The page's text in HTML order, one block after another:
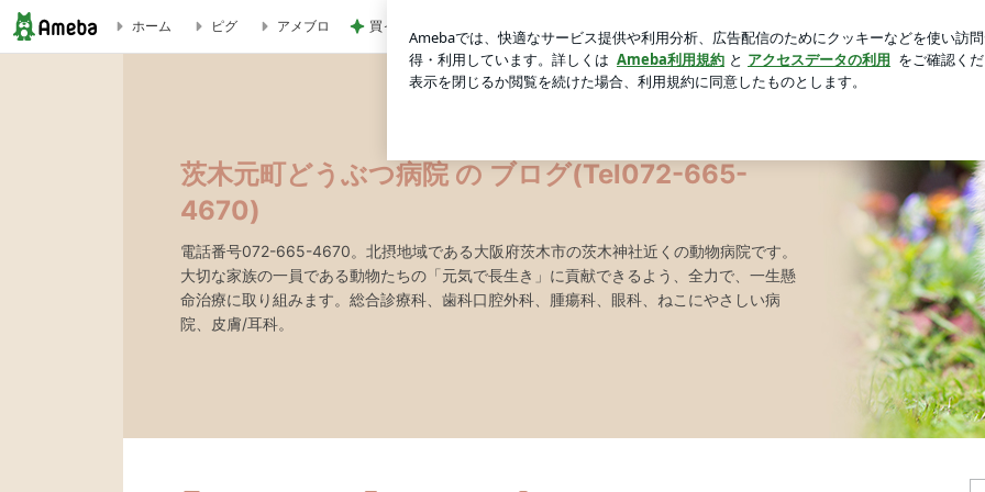
駐車場について | 茨木元町どうぶつ病院 の ブログ(Tel072-665-4670)
ホーム ピグ アメブロ 買って良かった早速届いた当たり商品 新規登録
茨木元町どうぶつ病院 の ブログ(Tel072-665-
4670)
電話番号072-665-4670。北摂地域である大阪府茨木市の茨木神社近くの動物病院です。
大切な家族の一員である動物たちの「元気で長生き」に貢献できるよう、全力で、一生懸
命治療に取り組みます。総合診療科、歯科口腔外科、腫瘍科、眼科、ねこにやさしい病
院、皮膚/耳科。